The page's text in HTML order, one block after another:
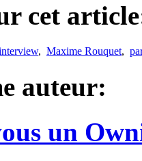
cet
, Maxime Rouquet,
auteur:
un